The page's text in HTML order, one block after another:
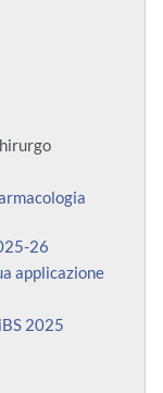
26
applicazione
2025